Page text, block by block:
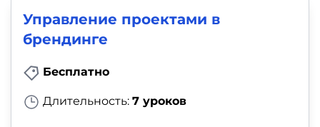
Управление проектами в
брендинге
Бесплатно
Длительность: 7 уроков